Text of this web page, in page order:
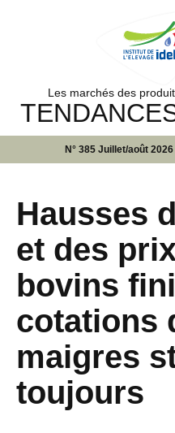
Les marchés des
N° 385 Juillet/août
Hausses
et des
bovins
cotations
maigres
toujours